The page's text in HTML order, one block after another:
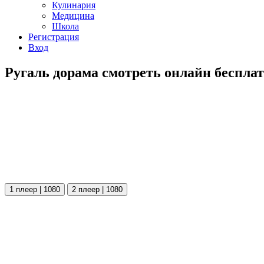
Кулинария
Медицина
Школа
Регистрация
Вход
Ругаль дорама смотреть онлайн
1 плеер | 1080 2 плеер | 1080